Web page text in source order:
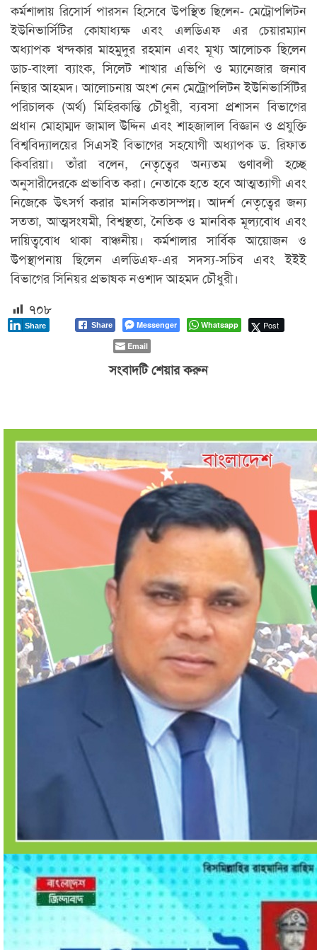
কর্মশালায় রিসোর্স পারসন হিসেবে উপস্থিত ছিলেন- মেট্রোপলিটন
ইউনিভার্সিটির কোষাধ্যক্ষ এবং এলডিএফ এর চেয়ারম্যান
অধ্যাপক খন্দকার মাহমুদুর রহমান এবং মূখ্য আলোচক ছিলেন
ডাচ-বাংলা ব্যাংক, সিলেট শাখার এভিপি ও ম্যানেজার জনাব
নিছার আহমদ। আলোচনায় অংশ নেন মেট্রোপলিটন ইউনিভার্সিটির
পরিচালক (অর্থ) মিহিরকান্তি চৌধুরী, ব্যবসা প্রশাসন বিভাগের
প্রধান মোহাম্মদ জামাল উদ্দিন এবং শাহজালাল বিজ্ঞান ও প্রযুক্তি
বিশ্ববিদ্যালয়ের সিএসই বিভাগের সহযোগী অধ্যাপক ড. রিফাত
কিবরিয়া। তাঁরা বলেন, নেতৃত্বের অন্যতম গুণাবলী হচ্ছে
অনুসারীদেরকে প্রভাবিত করা। নেতাকে হতে হবে আত্মত্যাগী এবং
নিজেকে উৎসর্গ করার মানসিকতাসম্পন্ন। আদর্শ নেতৃত্বের জন্য
সততা, আত্মসংযমী, বিশ্বস্থতা, নৈতিক ও মানবিক মূল্যবোধ এবং
দায়িত্ববোধ থাকা বাঞ্চনীয়। কর্মশালার সার্বিক আয়োজন ও
উপস্থাপনায় ছিলেন এলডিএফ-এর সদস্য-সচিব এবং ইইই
বিভাগের সিনিয়র প্রভাষক নওশাদ আহমদ চৌধুরী।
৭০৮
Share Messenger Whatsapp Post
Share
Email
সংবাদটি শেয়ার করুন